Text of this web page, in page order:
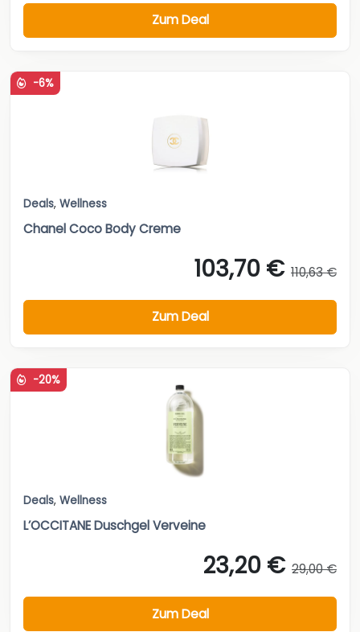
Zum Deal
-6%
Deals, Wellness
Chanel Coco Body Creme
103,70 € 110,63 €
Zum Deal
-20%
Deals, Wellness
L’OCCITANE Duschgel Verveine
23,20 € 29,00 €
Zum Deal